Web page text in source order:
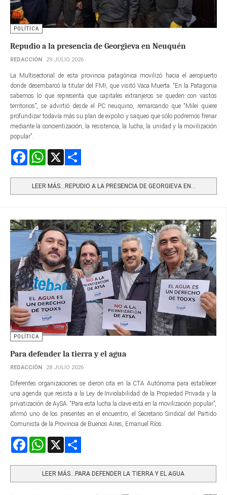
POLÍTICA
Repudio a la presencia de Georgieva en Neuquén
REDACCIÓN 29 JULIO 2026
La Multisectorial de esta provincia patagónica movilizó hacia el aeropuerto
donde desembarcó la titular del FMI, que visitó Vaca Muerta. “En la Patagonia
sabemos lo que representa que capitales extranjeros se queden con vastos
territorios”, se advirtió desde el PC neuquino, remarcando que “Milei quiere
profundizar todavía más su plan de expolio y saqueo que sólo podremos frenar
mediante la concientización, la resistencia, la lucha, la unidad y la movilización
popular”.
FacebookWhatsApp
LEER MÁS…REPUDIO A LA PRESENCIA DE GEORGIEVA EN...
POLÍTICA
Para defender la tierra y el agua
REDACCIÓN 28 JULIO 2026
Diferentes organizaciones se dieron cita en la CTA Autónoma para establecer
una agenda que resista a la Ley de Inviolabilidad de la Propiedad Privada y la
privatización de AySA. “Para esta lucha la clave está en la movilización popular”,
afirmó uno de los presentes en el encuentro, el Secretario Sindical del Partido
Comunista de la Provincia de Buenos Aires, Emanuel Ríos.
FacebookWhatsApp
LEER MÁS…PARA DEFENDER LA TIERRA Y EL AGUA